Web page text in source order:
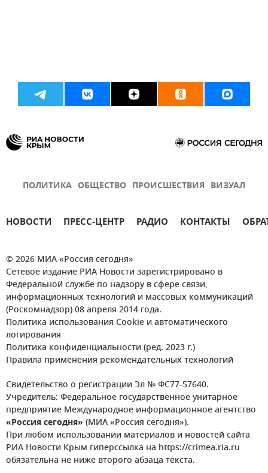
ПОЛИТИКА ОБЩЕСТВО ПРОИСШЕСТВИЯ ВИЗУАЛ
НОВОСТИ ПРЕСС-ЦЕНТР РАДИО КОНТАКТЫ
© 2026 МИА «Россия сегодня»
Сетевое издание РИА Новости зарегистрировано в
Федеральной службе по надзору в сфере связи,
информационных технологий и массовых коммуникаций
(Роскомнадзор) 08 апреля 2014 года.
Политика использования Cookie и автоматического
логирования
Политика конфиденциальности (ред. 2023 г.)
Правила применения рекомендательных технологий
Свидетельство о регистрации Эл № ФС77-57640.
Учредитель: Федеральное государственное унитарное
предприятие Международное информационное агентство
«Россия сегодня» (МИА «Россия сегодня»).
При любом использовании материалов и новостей сайта
РИА Новости Крым гиперссылка на https://crimea.ria.ru
обязательна не ниже второго абзаца текста.